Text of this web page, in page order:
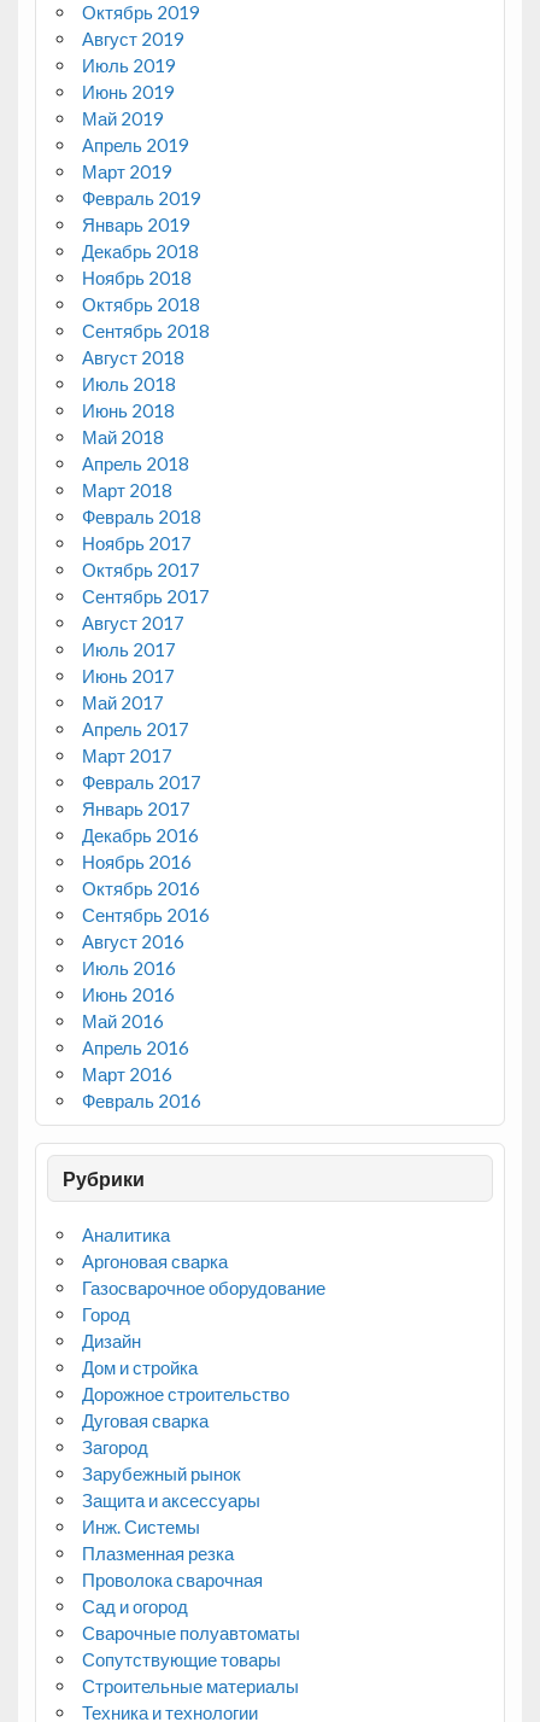
Октябрь 2019
Август 2019
Июль 2019
Июнь 2019
Май 2019
Апрель 2019
Март 2019
Февраль 2019
Январь 2019
Декабрь 2018
Ноябрь 2018
Октябрь 2018
Сентябрь 2018
Август 2018
Июль 2018
Июнь 2018
Май 2018
Апрель 2018
Март 2018
Февраль 2018
Ноябрь 2017
Октябрь 2017
Сентябрь 2017
Август 2017
Июль 2017
Июнь 2017
Май 2017
Апрель 2017
Март 2017
Февраль 2017
Январь 2017
Декабрь 2016
Ноябрь 2016
Октябрь 2016
Сентябрь 2016
Август 2016
Июль 2016
Июнь 2016
Май 2016
Апрель 2016
Март 2016
Февраль 2016
Рубрики
Аналитика
Аргоновая сварка
Газосварочное оборудование
Город
Дизайн
Дом и стройка
Дорожное строительство
Дуговая сварка
Загород
Зарубежный рынок
Защита и аксессуары
Инж. Системы
Плазменная резка
Проволока сварочная
Сад и огород
Сварочные полуавтоматы
Сопутствующие товары
Строительные материалы
Техника и технологии